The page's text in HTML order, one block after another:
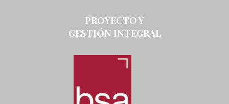
PROYECTO Y
GESTIÓN INTEGRAL